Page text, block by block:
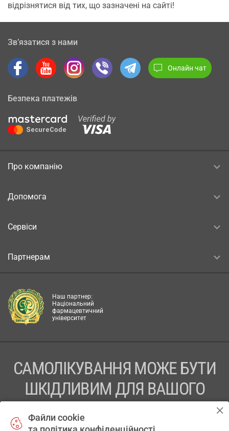
відрізнятися від тих, що зазначені на сайті!
Зв’язатися з нами
Онлайн чат
Безпека платежів
Про компанію
Допомога
Сервіси
Партнерам
Наш партнер:
Національний
фармацевтичний
університет
САМОЛІКУВАННЯ МОЖЕ БУТИ
ШКІДЛИВИМ ДЛЯ ВАШОГО
Файли cookie